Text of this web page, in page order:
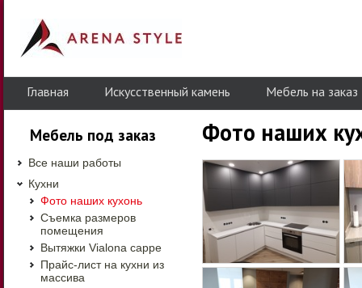
Главная Искусственный камень Мебель на заказ
Мебель под заказ
Все наши работы
Кухни
Фото наших кухонь
Съемка размеров
помещения
Вытяжки Vialona cappe
Прайс-лист на кухни из
массива
Фото наших